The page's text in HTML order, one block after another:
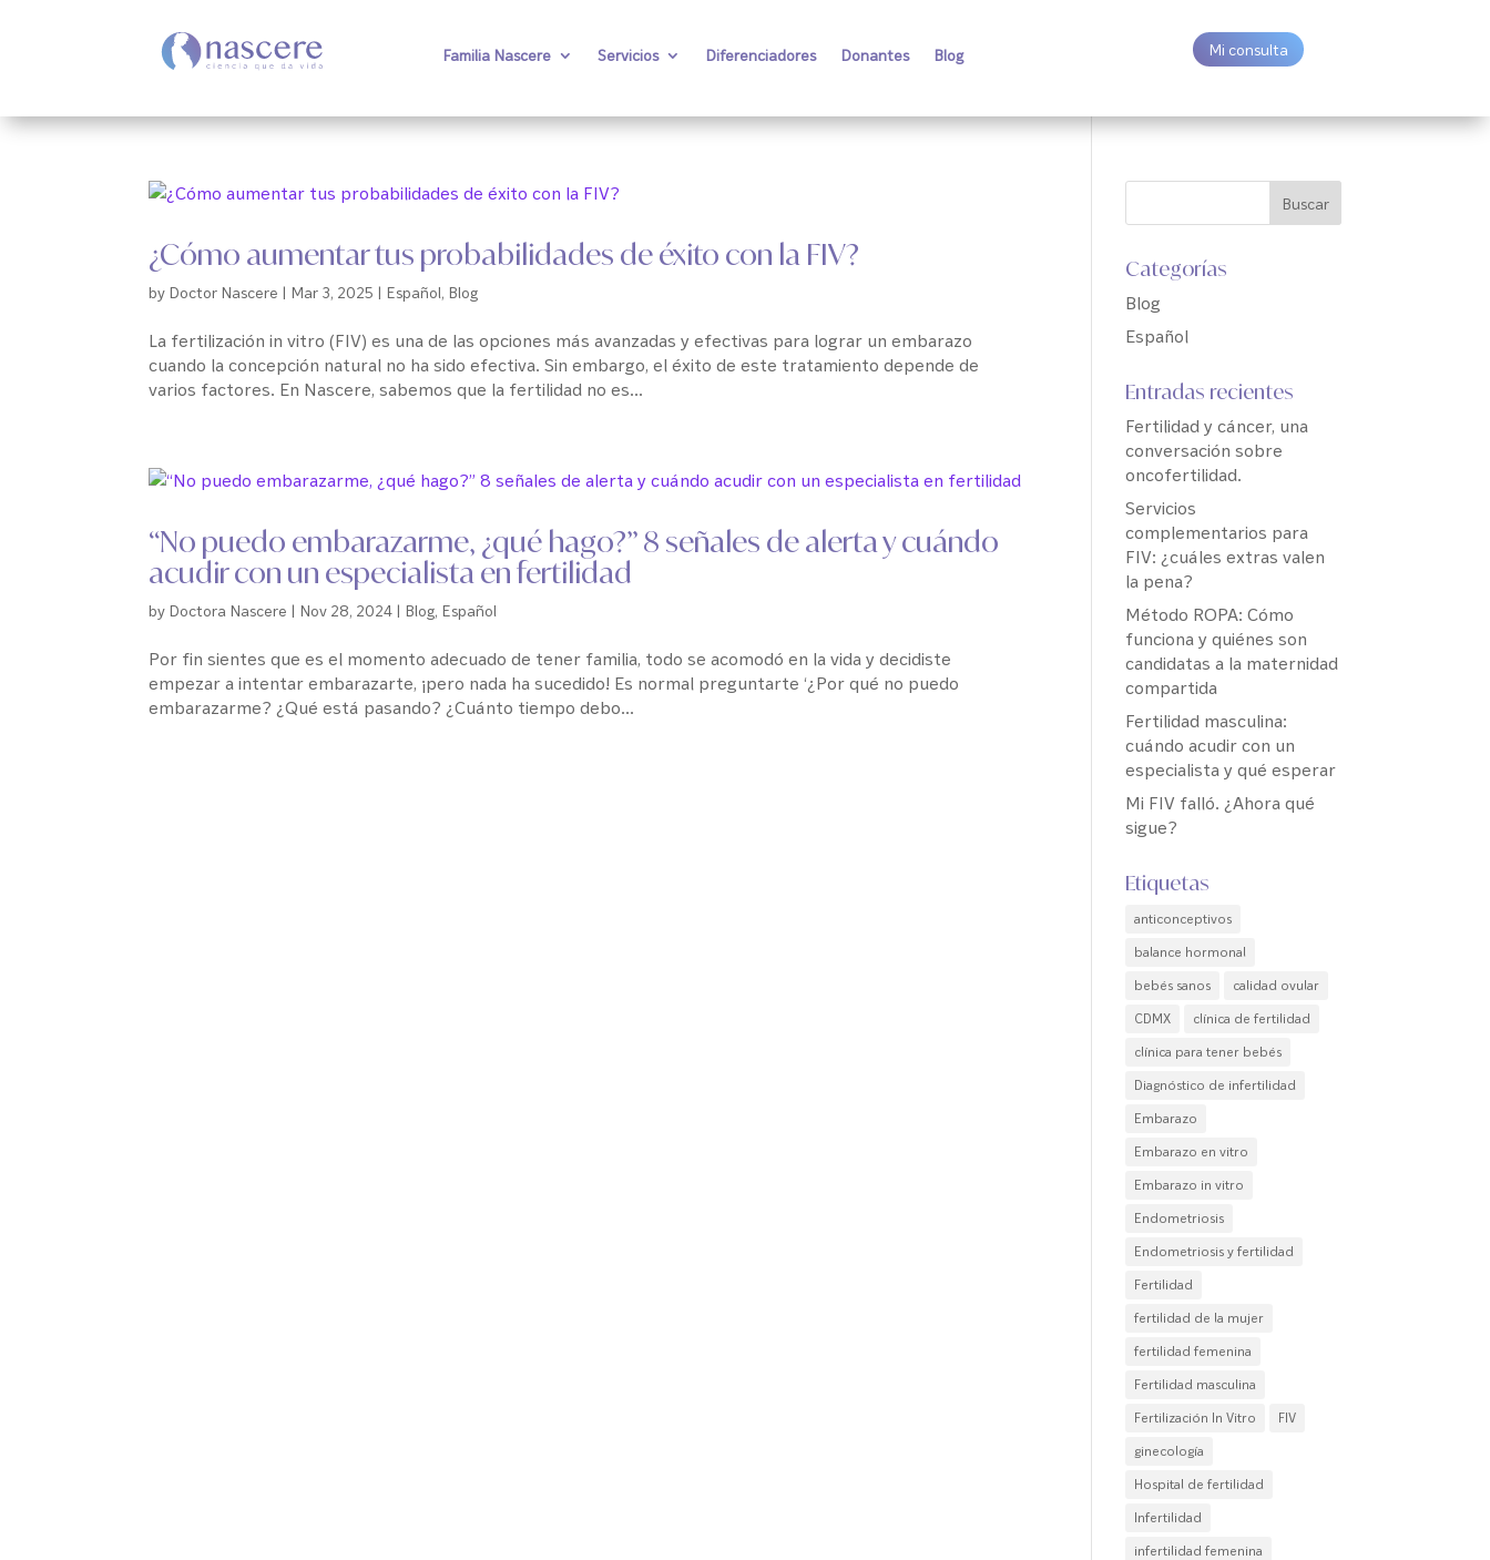
Familia Nascere Servicios Diferenciadores Donantes Blog Mi consulta
¿Cómo aumentar tus probabilidades de éxito con la FIV?
by Doctor Nascere | Mar 3, 2025 | Español, Blog
La fertilización in vitro (FIV) es una de las opciones más avanzadas y efectivas para lograr un embarazo
cuando la concepción natural no ha sido efectiva. Sin embargo, el éxito de este tratamiento depende de
varios factores. En Nascere, sabemos que la fertilidad no es...
“No puedo embarazarme, ¿qué hago?” 8 señales de alerta y cuándo
acudir con un especialista en fertilidad
by Doctora Nascere | Nov 28, 2024 | Blog, Español
Por fin sientes que es el momento adecuado de tener familia, todo se acomodó en la vida y decidiste
empezar a intentar embarazarte, ¡pero nada ha sucedido! Es normal preguntarte ‘¿Por qué no puedo
embarazarme? ¿Qué está pasando? ¿Cuánto tiempo debo...
Categorías
Blog
Español
Entradas recientes
Fertilidad y cáncer, una
conversación sobre
oncofertilidad.
Servicios
complementarios para
FIV: ¿cuáles extras valen
la pena?
Método ROPA: Cómo
funciona y quiénes son
candidatas a la maternidad
compartida
Fertilidad masculina:
cuándo acudir con un
especialista y qué esperar
Mi FIV falló. ¿Ahora qué
sigue?
Etiquetas
anticonceptivos
balance hormonal
bebés sanos
calidad ovular
CDMX
clínica de fertilidad
clínica para tener bebés
Diagnóstico de infertilidad
Embarazo
Embarazo en vitro
Embarazo in vitro
Endometriosis
Endometriosis y fertilidad
Fertilidad
fertilidad de la mujer
fertilidad femenina
Fertilidad masculina
Fertilización In Vitro
FIV
ginecología
Hospital de fertilidad
Infertilidad
infertilidad femenina